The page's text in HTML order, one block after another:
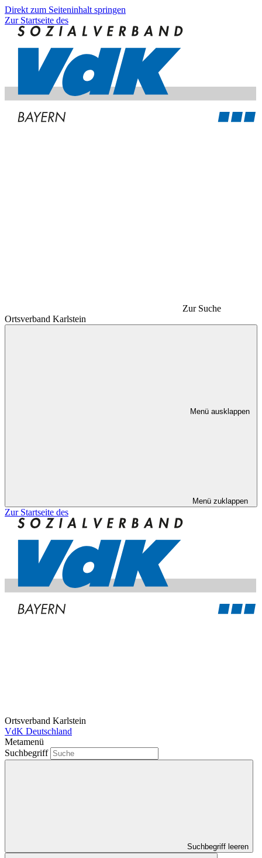
Direkt zum Seiteninhalt springen
Zur Startseite des
Zur Suche
Ortsverband Karlstein
Menü ausklappen
Menü zuklappen
Zur Startseite des
Ortsverband Karlstein
VdK Deutschland
Metamenü
Suchbegriff
Suchbegriff leeren